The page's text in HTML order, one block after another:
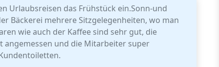
Urlaubsreisen das Frühstück ein.Sonn-und
Bäckerei mehrere Sitzgelegenheiten, wo man
wie auch der Kaffee sind sehr gut, die
angemessen und die Mitarbeiter super